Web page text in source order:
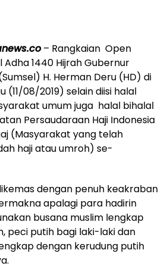
– Rangkaian Open
Adha 1440 Hijrah Gubernur
H. Herman Deru (HD) di
(11/08/2019) selain diisi halal
umum juga halal bihalal
Persaudaraan Haji Indonesia
(Masyarakat yang telah
haji atau umroh) se-
dengan penuh keakraban
apalagi para hadirin
busana muslim lengkap
peci putih bagi laki-laki dan
dengan kerudung putih